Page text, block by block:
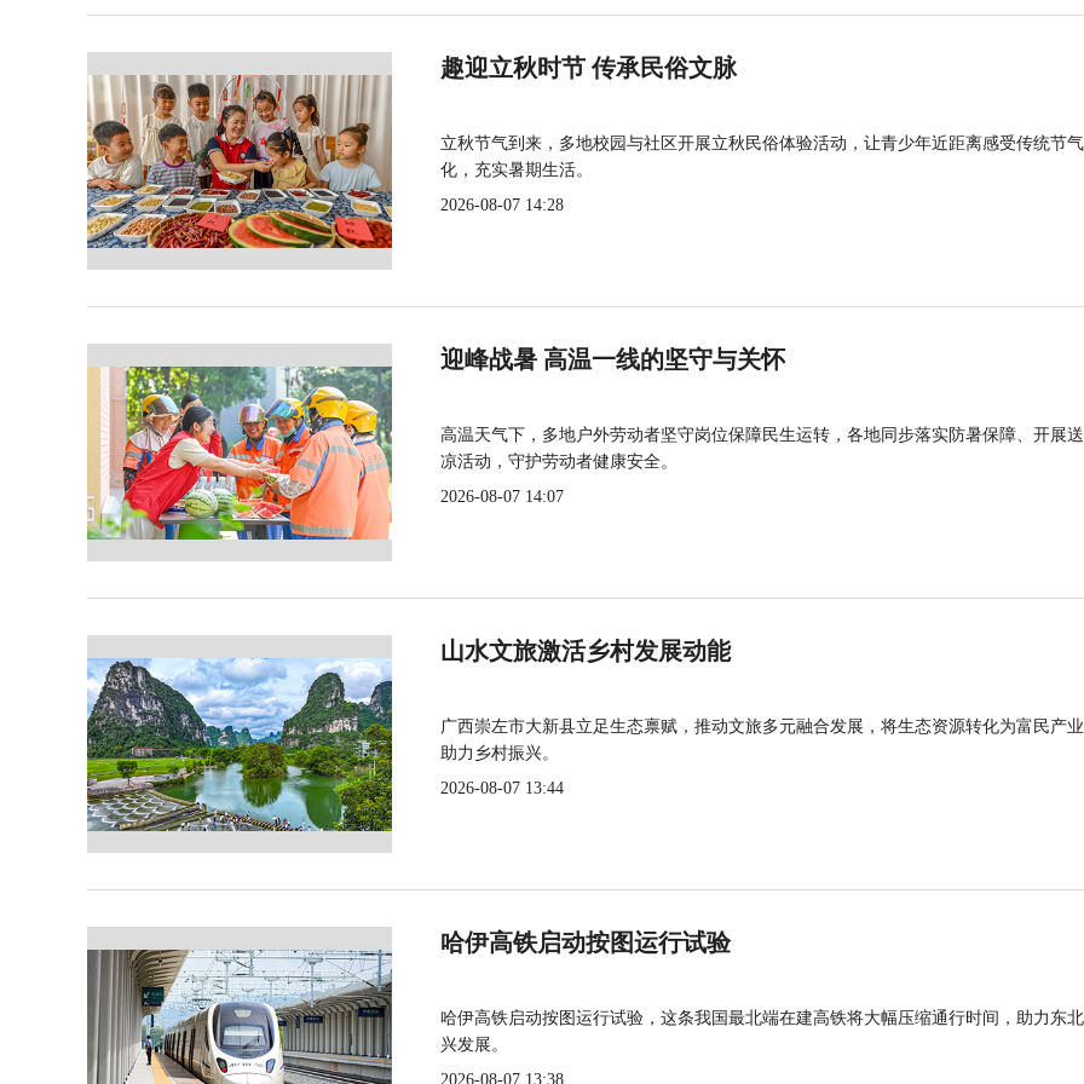
趣迎立秋时节 传承民俗文脉
立秋节气到来，多地校园与社区开展立秋民俗体验活动，让青少年近距离感受传统节
化，充实暑期生活。
2026-08-07 14:28
迎峰战暑 高温一线的坚守与关怀
高温天气下，多地户外劳动者坚守岗位保障民生运转，各地同步落实防暑保障、开展
凉活动，守护劳动者健康安全。
2026-08-07 14:07
山水文旅激活乡村发展动能
广西崇左市大新县立足生态禀赋，推动文旅多元融合发展，将生态资源转化为富民产
助力乡村振兴。
2026-08-07 13:44
哈伊高铁启动按图运行试验
哈伊高铁启动按图运行试验，这条我国最北端在建高铁将大幅压缩通行时间，助力东
兴发展。
2026-08-07 13:38